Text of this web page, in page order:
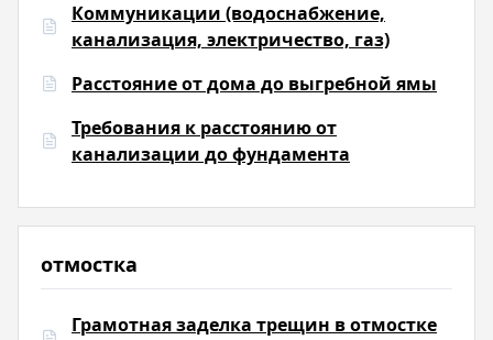
Коммуникации (водоснабжение,
канализация, электричество, газ)
Расстояние от дома до выгребной ямы
Требования к расстоянию от
канализации до фундамента
отмостка
Грамотная заделка трещин в отмостке